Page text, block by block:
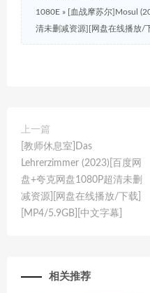
1080E » [血战摩苏尔]Mosul
清未删减资源][网盘在线播放/
上一篇
[教师休息室]Das
Lehrerzimmer (2023)[百度网
盘+夸克网盘1080P超清未删
减资源][网盘在线播放/下载]
[MP4/5.9GB][中文字幕]
相关推荐